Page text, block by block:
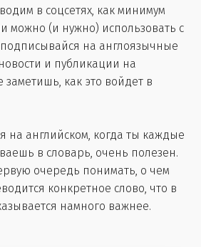
в соцсетях, как минимум
можно (и нужно) использовать с
подписывайся на англоязычные
и публикации на
заметишь, как это войдет в
на английском, когда ты каждые
в словарь, очень полезен.
очередь понимать, о чем
конкретное слово, что в
намного важнее.